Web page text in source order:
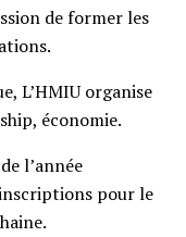
de former les
L’HMIU organise
économie.
l’année
pour le